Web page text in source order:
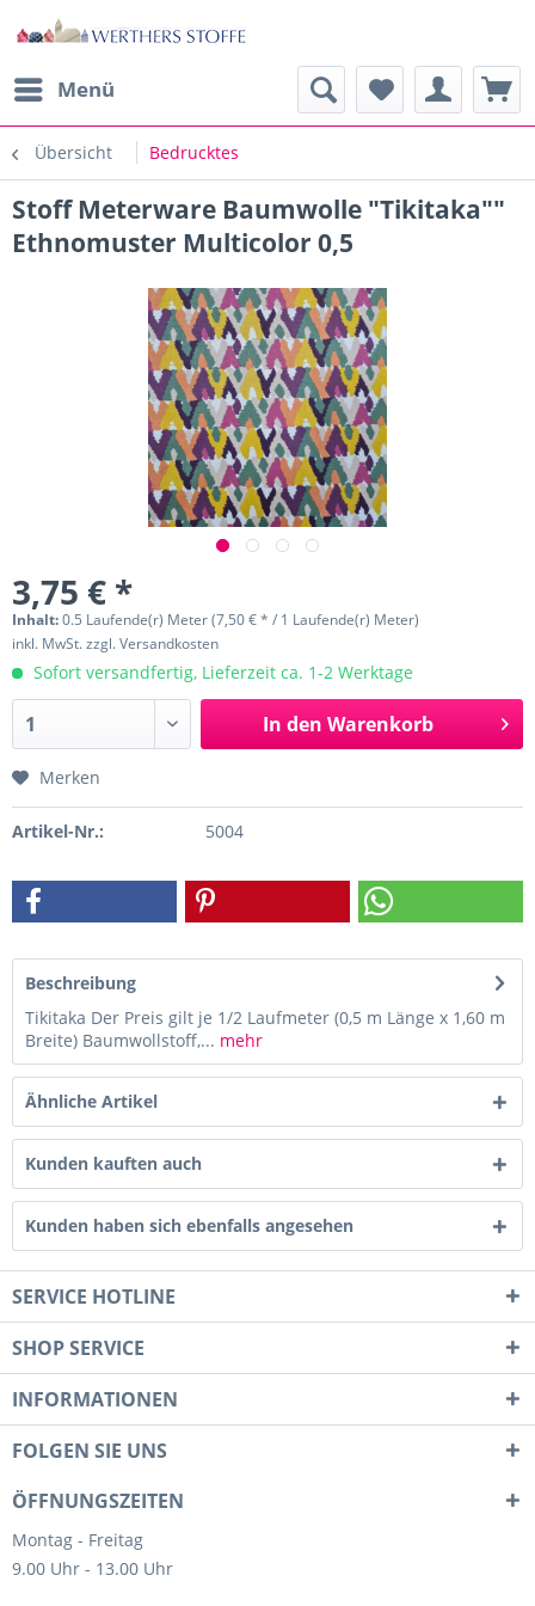
Menü
Übersicht Bedrucktes
Stoff Meterware Baumwolle "Tikitaka""
Ethnomuster Multicolor 0,5
3,75 € *
Inhalt:0.5 Laufende(r) Meter (7,50 € * / 1 Laufende(r) Meter)
inkl. MwSt.zzgl. Versandkosten
Sofort versandfertig, Lieferzeit ca. 1-2 Werktage
In den Warenkorb
Merken
Artikel-Nr.: 5004
Beschreibung
Tikitaka Der Preis gilt je 1/2 Laufmeter (0,5 m Länge x 1,60 m
Breite) Baumwollstoff,... mehr
Ähnliche Artikel
Kunden kauften auch
Kunden haben sich ebenfalls angesehen
SERVICE HOTLINE
SHOP SERVICE
INFORMATIONEN
FOLGEN SIE UNS
ÖFFNUNGSZEITEN
Montag - Freitag
9.00 Uhr - 13.00 Uhr